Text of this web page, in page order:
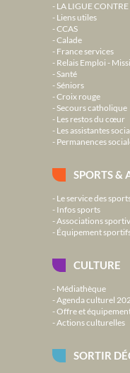
LA LIGUE CONTRE
Liens utiles
CCAS
Calade
France services
Relais Emploi -
Santé
Séniors
Croix rouge
Secours catholique
Les restos du cœur
Les assistantes
Permanences
SPORTS &
Le service des
Infos sports
Associations
Équipement
CULTURE
Médiathèque
Agenda culturel
Offre et
Actions culturelles
SORTIR